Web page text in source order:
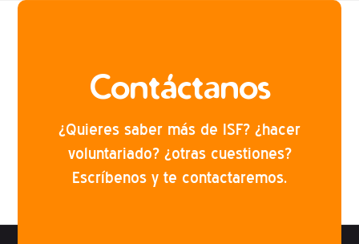
Contáctanos
¿Quieres saber más de ISF? ¿hacer
voluntariado? ¿otras cuestiones?
Escríbenos y te contactaremos.